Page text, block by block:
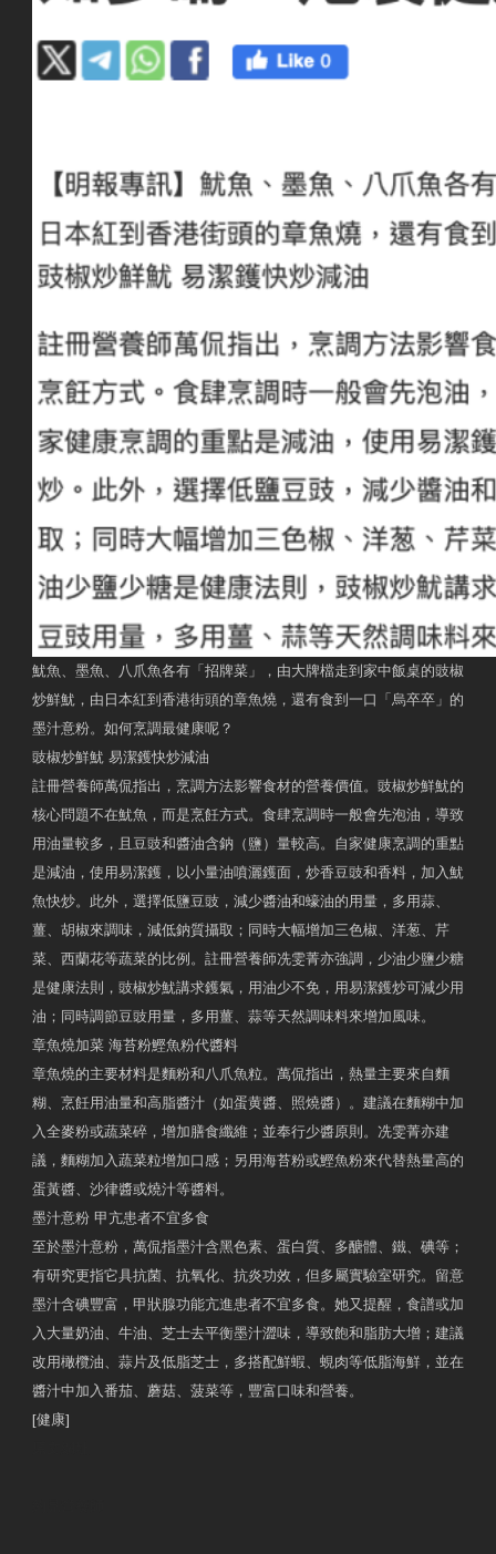
魷魚、墨魚、八爪魚各有「招牌菜」，由大牌檔走到家中飯桌的豉椒
炒鮮魷，由日本紅到香港街頭的章魚燒，還有食到一口「烏卒卒」的
墨汁意粉。如何烹調最健康呢？
豉椒炒鮮魷 易潔鑊快炒減油
註冊營養師萬侃指出，烹調方法影響食材的營養價值。豉椒炒鮮魷的
核心問題不在魷魚，而是烹飪方式。食肆烹調時一般會先泡油，導致
用油量較多，且豆豉和醬油含鈉（鹽）量較高。自家健康烹調的重點
是減油，使用易潔鑊，以小量油噴灑鑊面，炒香豆豉和香料，加入魷
魚快炒。此外，選擇低鹽豆豉，減少醬油和蠔油的用量，多用蒜、
薑、胡椒來調味，減低鈉質攝取；同時大幅增加三色椒、洋葱、芹
菜、西蘭花等蔬菜的比例。註冊營養師冼雯菁亦強調，少油少鹽少糖
是健康法則，豉椒炒魷講求鑊氣，用油少不免，用易潔鑊炒可減少用
油；同時調節豆豉用量，多用薑、蒜等天然調味料來增加風味。
章魚燒加菜 海苔粉鰹魚粉代醬料
章魚燒的主要材料是麵粉和八爪魚粒。萬侃指出，熱量主要來自麵
糊、烹飪用油量和高脂醬汁（如蛋黄醬、照燒醬）。建議在麵糊中加
入全麥粉或蔬菜碎，增加膳食纖維；並奉行少醬原則。冼雯菁亦建
議，麵糊加入蔬菜粒增加口感；另用海苔粉或鰹魚粉來代替熱量高的
蛋黃醬、沙律醬或燒汁等醬料。
墨汁意粉 甲亢患者不宜多食
至於墨汁意粉，萬侃指墨汁含黑色素、蛋白質、多醣體、鐵、碘等；
有研究更指它具抗菌、抗氧化、抗炎功效，但多屬實驗室研究。留意
墨汁含碘豐富，甲狀腺功能亢進患者不宜多食。她又提醒，食譜或加
入大量奶油、牛油、芝士去平衡墨汁澀味，導致飽和脂肪大增；建議
改用橄欖油、蒜片及低脂芝士，多搭配鮮蝦、蜆肉等低脂海鮮，並在
醬汁中加入番茄、蘑菇、菠菜等，豐富口味和營養。
[健康]